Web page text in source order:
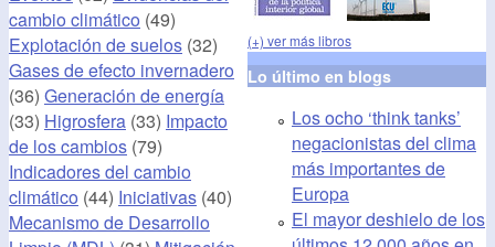
cambio climático (49)
Explotación de suelos (32)
Gases de efecto invernadero
(36) Generación de energía
(33) Higrosfera (33) Impacto
de los cambios (79)
Indicadores del cambio
climático (44) Iniciativas (40)
Mecanismo de Desarrollo
(+) ver más libros
Lo último en blogs
Los ocho ‘think tanks’
negacionistas del clima
más importantes de
Europa
El mayor deshielo de los